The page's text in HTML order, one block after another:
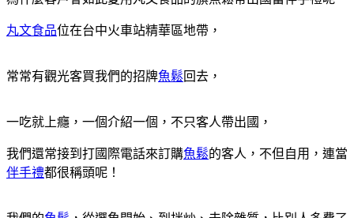
丸文食品位在台中火車站精華區地帶，
常常有觀光客買我們的招牌魚鬆回去，
一吃就上癮，一個介紹一個，不只客人帶出國，
我們還常接到打國際電話來訂購魚鬆的客人，不但自用，連當
伴手禮都很稱頭呢！